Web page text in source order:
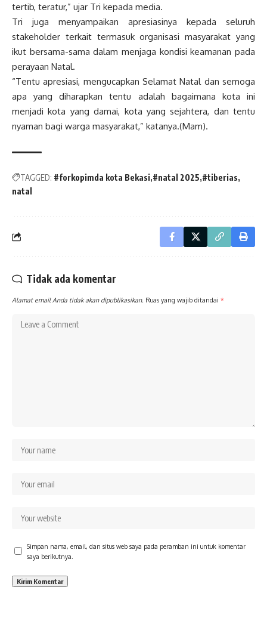
tertib, teratur,” ujar Tri kepada media.
Tri juga menyampaikan apresiasinya kepada seluruh
stakeholder terkait termasuk organisasi masyarakat yang
ikut bersama-sama dalam menjaga kondisi keamanan pada
perayaan Natal.
“Tentu apresiasi, mengucapkan Selamat Natal dan semoga
apa yang diharapkan tentu adalah bagaimana kota ini
menjadi kota yang damai, kota yang sejahtera, dan tentu
nyaman bagi warga masyarakat,” katanya.(Mam).
TAGGED: #forkopimda kota Bekasi #natal 2025 #tiberias
natal
Tidak ada komentar
Alamat email Anda tidak akan dipublikasikan. Ruas yang wajib ditandai *
Simpan nama, email, dan situs web saya pada peramban ini untuk komentar
saya berikutnya.